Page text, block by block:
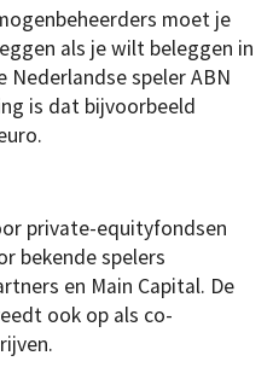
moet je
als je wilt beleggen in
Nederlandse speler ABN
is dat bijvoorbeeld
private-equityfondsen
bekende spelers
en Main Capital. De
ook op als co-